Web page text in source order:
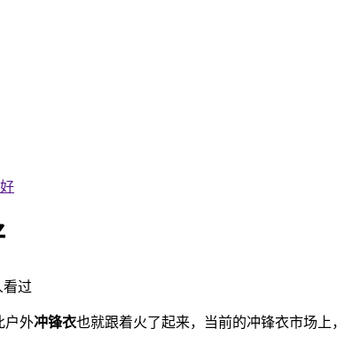
看过
户外冲锋衣也就跟着火了起来，当前的冲锋衣市场